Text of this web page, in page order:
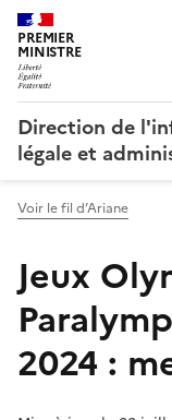
PREMIER
MINISTRE
Direction de
légale et
Voir le fil d’Ariane
Jeux
2024 :